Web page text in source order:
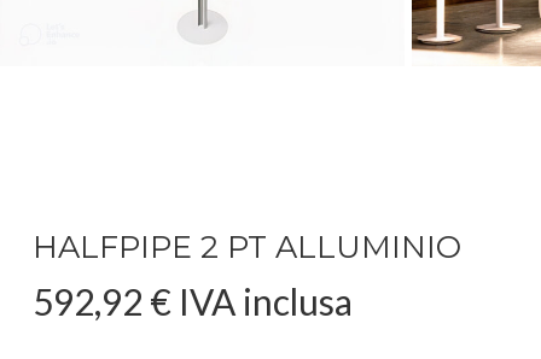
HALFPIPE 2 PT ALLUMINIO
592,92 € IVA inclusa